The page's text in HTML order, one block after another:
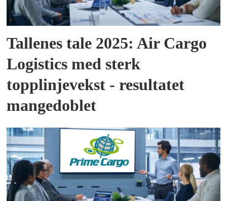
Tallenes tale 2025: Air Cargo
Logistics med sterk
topplinjevekst - resultatet
mangedoblet